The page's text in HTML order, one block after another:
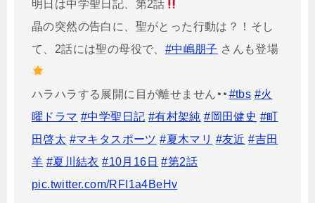
明日は中学聖日記、第2話
晶の突然の告白に、聖がとった行動は？！そし
て、2話には聖の母役で、 #中嶋朋子 さんも登場
ハラハラする展開に目が離せません #tbs #火
曜ドラマ #中学聖日記 #有村架純 #岡田健史 #町
田啓太 #マキタスポーツ #夏木マリ #友近 #吉田
羊 #夏川結衣 #10月16日 #第2話
pic.twitter.com/RFI1a4BeHv